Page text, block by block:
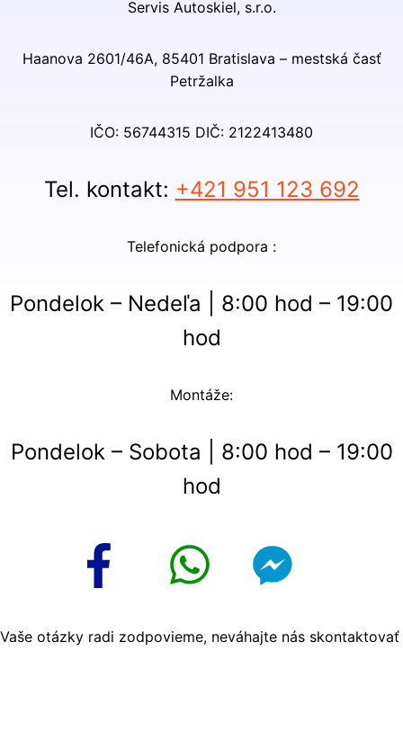
Servis Autoskiel, s.r.o.
Haanova 2601/46A, 85401 Bratislava – mestská časť
Petržalka
IČO: 56744315 DIČ: 2122413480
Tel. kontakt: +421 951 123 692
Telefonická podpora :
Pondelok – Nedeľa | 8:00 hod – 19:00
hod
Montáže:
Pondelok – Sobota | 8:00 hod – 19:00
hod
Vaše otázky radi zodpovieme, neváhajte nás skontaktovať.